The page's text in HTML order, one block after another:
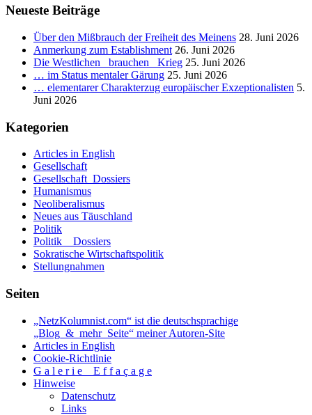
Neueste Beiträge
Über den Mißbrauch der Freiheit des Meinens 28. Juni 2026
Anmerkung zum Establishment 26. Juni 2026
Die Westlichen _brauchen_ Krieg 25. Juni 2026
… im Status mentaler Gärung 25. Juni 2026
… elementarer Charakterzug europäischer Exzeptionalisten 5.
Juni 2026
Kategorien
Articles in English
Gesellschaft
Gesellschaft_Dossiers
Humanismus
Neoliberalismus
Neues aus Täuschland
Politik
Politik _ Dossiers
Sokratische Wirtschaftspolitik
Stellungnahmen
Seiten
„NetzKolumnist.com“ ist die deutschsprachige
„Blog_&_mehr_Seite“ meiner Autoren-Site
Articles in English
Cookie-Richtlinie
G a l e r i e _ E f f a ç a g e
Hinweise
Datenschutz
Links